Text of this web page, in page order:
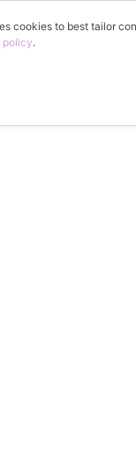
cookies to best tailor
policy.